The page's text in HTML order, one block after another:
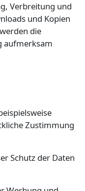
Verbreitung und
und Kopien
die
aufmerksam
Zustimmung
Schutz der Daten